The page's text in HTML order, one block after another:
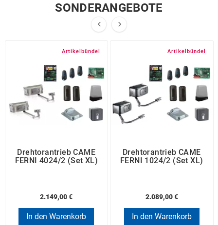
SONDERANGEBOTE
 
Artikelbündel
Drehtorantrieb CAME
FERNI 4024/2 (Set XL)
2.149,00 €
In den Warenkorb
Artikelbündel
Drehtorantrieb CAME
FERNI 1024/2 (Set XL)
2.089,00 €
In den Warenkorb